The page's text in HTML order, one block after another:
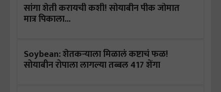
सांगा शेती करायची कशी! सोयाबीन पीक जोमात
मात्र पिकाला...
Soybean: शेतकऱ्याला मिळालं कष्टाचं फळ!
सोयाबीन रोपाला लागल्या तब्बल 417 शेंगा